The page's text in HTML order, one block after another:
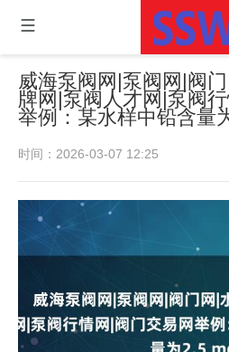
威海泵阀网|泵阀网|阀
牌网|泵阀人才网|泵阀
举例：某水样中铅含量
时间：2026-03-07 12:25